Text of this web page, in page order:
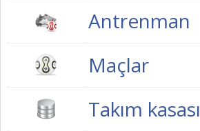
Antrenman
Maçlar
Takım kasası